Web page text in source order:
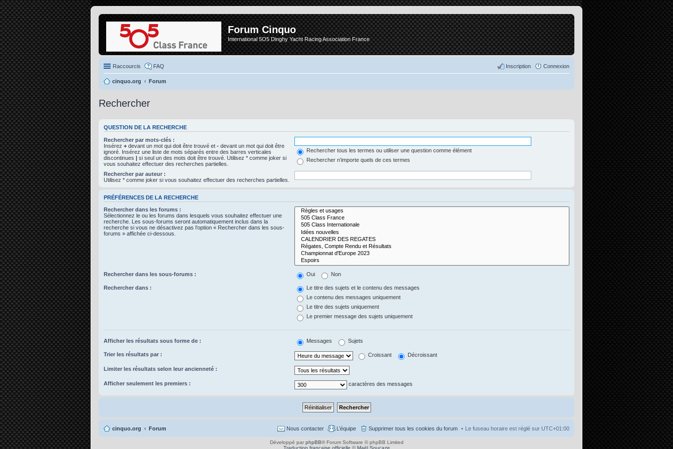
Forum Cinquo
International 5O5 Dinghy Yacht Racing Association France
Raccourcis FAQ Connexion
Inscription
cinquo.org Forum
Rechercher
QUESTION DE LA RECHERCHE
Rechercher par mots-clés :
Insérez + devant un mot qui doit être trouvé et - devant un mot qui doit être
ignoré. Insérez une liste de mots séparés entre des barres verticales
discontinues | si seul un des mots doit être trouvé. Utilisez * comme joker si
vous souhaitez effectuer des recherches partielles.
Rechercher tous les termes ou utiliser une question comme élément
Rechercher n’importe quels de ces termes
Rechercher par auteur :
Utilisez * comme joker si vous souhaitez effectuer des recherches partielles.
PRÉFÉRENCES DE LA RECHERCHE
Rechercher dans les forums :
Sélectionnez le ou les forums dans lesquels vous souhaitez effectuer une
recherche. Les sous-forums seront automatiquement inclus dans la
recherche si vous ne désactivez pas l’option « Rechercher dans les sous-
forums » affichée ci-dessous.
Rechercher dans les sous-forums : Oui Non
Rechercher dans :
Le titre des sujets et le contenu des messages
Le contenu des messages uniquement
Le titre des sujets uniquement
Le premier message des sujets uniquement
Afficher les résultats sous forme de : Messages Sujets
Trier les résultats par : Croissant Décroissant
Limiter les résultats selon leur ancienneté :
Afficher seulement les premiers : caractères des messages
cinquo.org Forum Le fuseau horaire est réglé sur UTC+01:00
Supprimer tous les cookies du forum
L’équipe
Nous contacter
Développé par phpBB® Forum Software © phpBB Limited
Traduction française officielle ©Maël Soucaze